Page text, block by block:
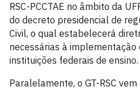
RSC-PCCTAE no âmbito da
do decreto presidencial de
Civil, o qual estabelecerá
necessárias à
instituições federais de ensino.
Paralelamente, o GT-RSC